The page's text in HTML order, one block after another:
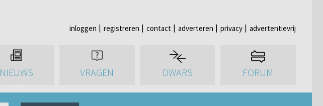
inloggen registreren contact adverteren privacy advertentievrij
NIEUWS VRAGEN DWARS FORUM